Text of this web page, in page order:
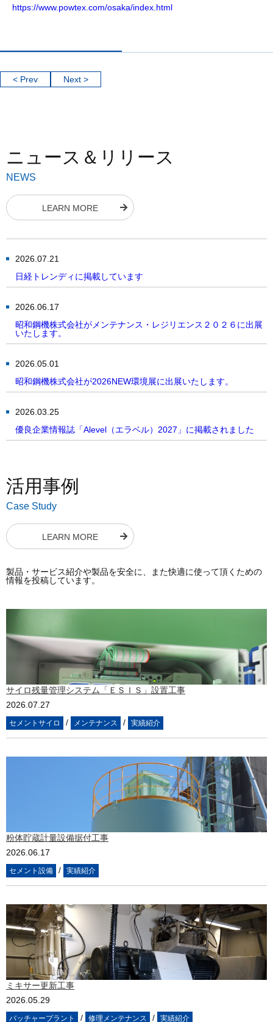
https://www.powtex.com/osaka/index.html
< Prev Next >
ニュース＆リリース
NEWS
LEARN MORE
2026.07.21
日経トレンディに掲載しています
2026.06.17
昭和鋼機株式会社がメンテナンス・レジリエンス２０２６に出展
いたします。
2026.05.01
昭和鋼機株式会社が2026NEW環境展に出展いたします。
2026.03.25
優良企業情報誌「Alevel（エラベル）2027」に掲載されました
活用事例
Case Study
LEARN MORE
製品・サービス紹介や製品を安全に、また快適に使って頂くための
情報を投稿しています。
サイロ残量管理システム「ＥＳＩＳ」設置工事
2026.07.27
セメントサイロ / メンテナンス / 実績紹介
粉体貯蔵計量設備据付工事
2026.06.17
セメント設備 / 実績紹介
ミキサー更新工事
2026.05.29
バッチャープラント / 修理メンテナンス / 実績紹介